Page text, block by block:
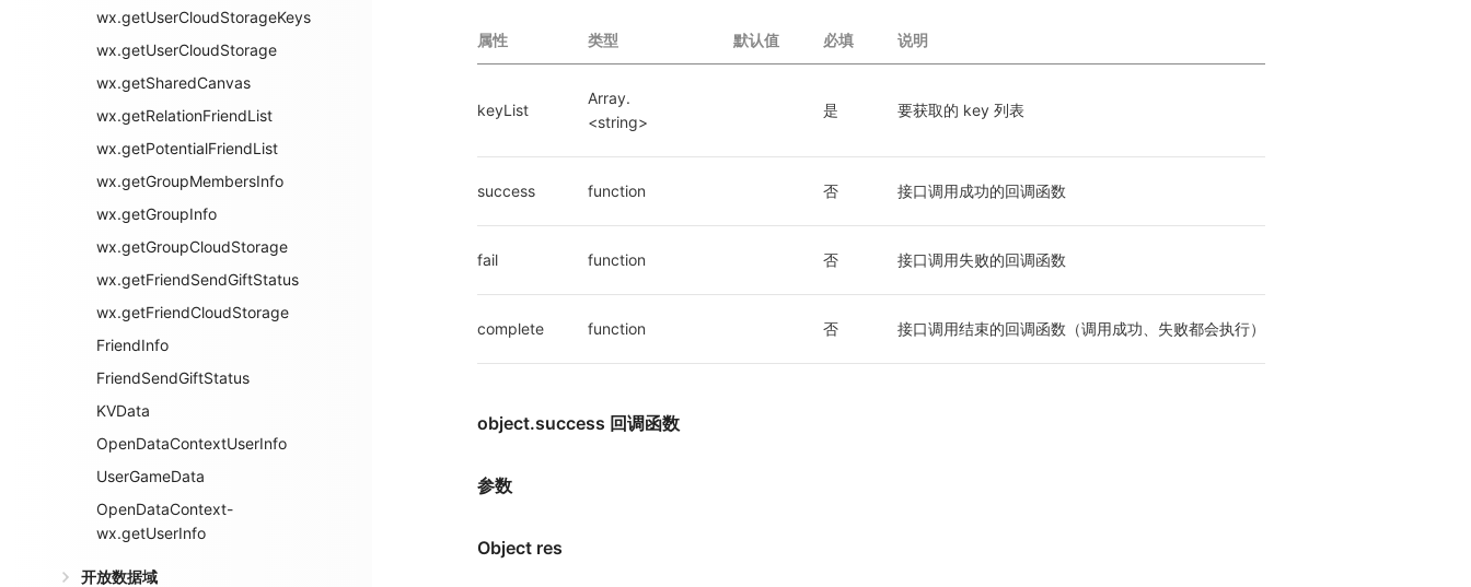
wx.getUserCloudStorageKeys
wx.getUserCloudStorage
wx.getSharedCanvas
wx.getRelationFriendList
wx.getPotentialFriendList
wx.getGroupMembersInfo
wx.getGroupInfo
wx.getGroupCloudStorage
wx.getFriendSendGiftStatus
wx.getFriendCloudStorage
FriendInfo
FriendSendGiftStatus
KVData
OpenDataContextUserInfo
UserGameData
OpenDataContext-
wx.getUserInfo
开放数据域
属性 类型 默认值 必填 说明
keyList
Array.
<string>
是 要获取的 key 列表
success function 否 接口调用成功的回调函数
fail function 否 接口调用失败的回调函数
complete function 否 接口调用结束的回调函数（调用成功、失败都会执行）
object.success 回调函数
参数
Object res